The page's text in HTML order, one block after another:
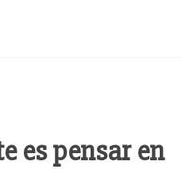
es pensar en